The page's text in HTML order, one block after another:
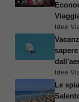
Idee
Idee
Le